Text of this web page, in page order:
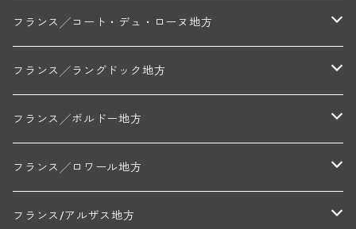
トリシェ・ディディエ
コート・デ・ブラン
ミッシェル・ジュネ
シャブリ地区
プティ・ポンティニィ(シャブリ)
アラン・マティアス(トネロワ)
コート・ド・ニュイ地区
クロード・デュガ(ジュヴレ・シャンベルタン)
セラファン・ペール・エ・フィス(ジュヴレ・シャンベルタン)
コート・ド・ボーヌ地区
フランソワーズ・ジャニアール(ペルナン・ヴェルジュレス)
マルキ・ダンジェルヴィル(ヴォルネー)
コート・シャロネーズ地区
ロワイエ(コート・デュ・クーショワ)
マコネ地区
フランス╱コート・デュ・ローヌ地方
北部地区
ジャン・ルイ・シャーヴ(エルミタージュ)
ジャン・ルイ・シャーヴ・セレクション(エルミタージュ)
南部地区
ル・ヴュー・ドンジョン(シャトーヌフ・デュ・パプ)
シャトー・ライヤ(シャトーヌフ・デュ・パプ)
フランス╱ラングドック地方
コトー・デュ・ラングドック地区
ド・ロルチュ(ヴァルフローネ)
ヴァン・ド・ペイ・ド・レロー
ムーラン・ド・ガサック
フランス╱ボルドー地方
アントル・ドゥー・メール地区
シャトー・レストリーユ
メドック地区
フランス╱ロワール地方
ペイ・ナンテ地区
フランス/アルザス地方